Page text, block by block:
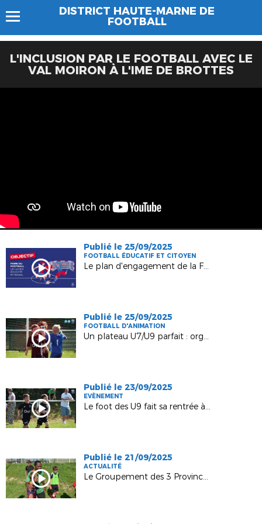
DISTRICT HAUTE-MARNE DE
FOOTBALL
L'INCLUSION PAR LE FOOTBALL AVEC LE
VAL MOIRON À L'IME DE BROTTES
Publié le 25/09/2025
FOOTBALL ÉDUCATIF ET CITOYEN
Le plan d'engagement de la FFF
Publié le 25/09/2025
FOOTBALL D'ANIMATION
Un plateau U7/U9 parfait : organisation, jeu et plaisir !
Publié le 23/09/2025
EVÈNEMENT
Le foot des U9 fait sa rentrée à Nogent !
Publié le 21/09/2025
ACTUALITÉ
Le Groupement des 3 Provinces accueille Jean II Makoun